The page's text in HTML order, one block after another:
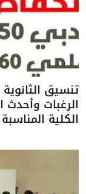
الرغبات وأحدث
الكلية المناسبة